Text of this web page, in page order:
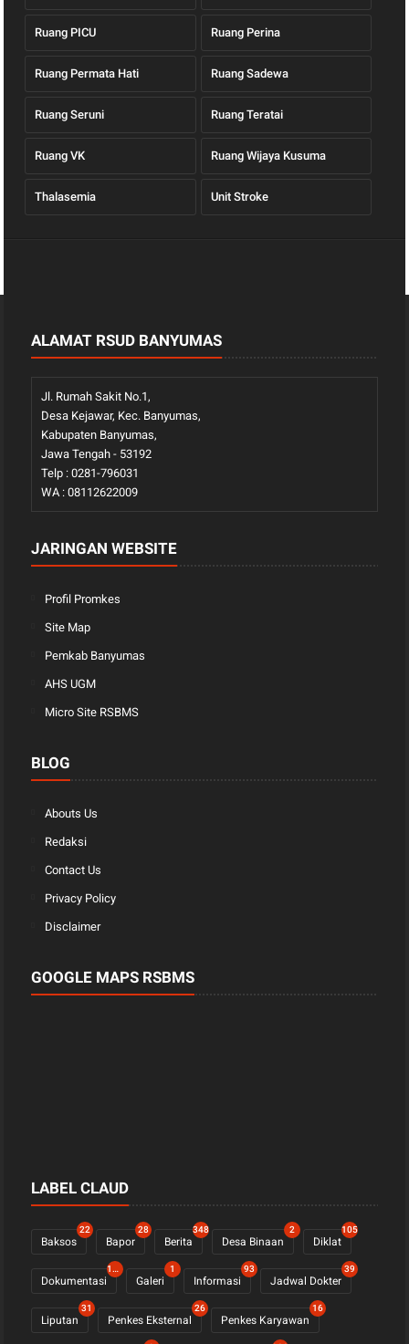
Ruang PICU Ruang Perina
Ruang Permata Hati Ruang Sadewa
Ruang Seruni Ruang Teratai
Ruang VK Ruang Wijaya Kusuma
Thalasemia Unit Stroke
ALAMAT RSUD BANYUMAS
Jl. Rumah Sakit No.1,
Desa Kejawar, Kec. Banyumas,
Kabupaten Banyumas,
Jawa Tengah - 53192
Telp : 0281-796031
WA : 08112622009
JARINGAN WEBSITE
Profil Promkes
Site Map
Pemkab Banyumas
AHS UGM
Micro Site RSBMS
BLOG
Abouts Us
Redaksi
Contact Us
Privacy Policy
Disclaimer
GOOGLE MAPS RSBMS
LABEL CLAUD
Baksos
22
Bapor
28
Berita
348
Desa Binaan
2
Diklat
105
Dokumentasi
1122
Galeri
1
Informasi
93
Jadwal Dokter
39
Liputan
31
Penkes Eksternal
26
Penkes Karyawan
16